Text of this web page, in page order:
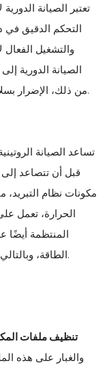
تعتبر الصيانة
التحكم الدقيق في
والتشغيل
الصيانة الدورية
من ذلك، الإضرار بسلامة الأغذية بسبب عدم تناسق درجات الحرارة.
تساعد الصيانة
قبل أن تتصاعد
مكونات نظام
الحرارة، تعمل
المنتظمة
الطاقة، وبالتالي تقليل التكاليف التشغيلية على المدى الطويل.
1. تنظيف ملفات
والغبار على هذه